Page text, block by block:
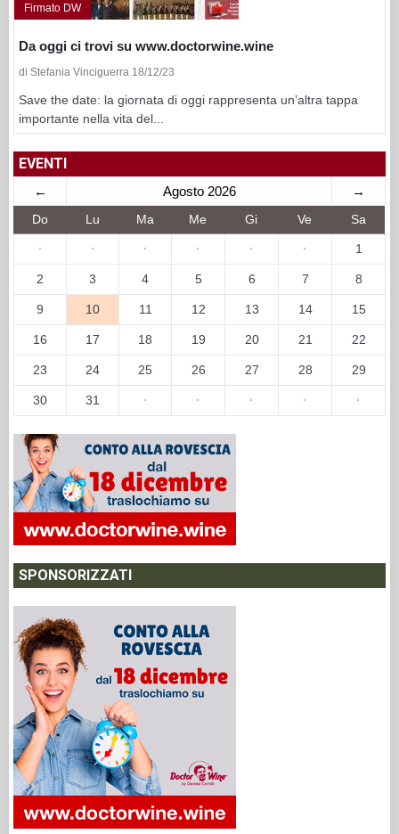
Firmato DW
Da oggi ci trovi su www.doctorwine.wine
di Stefania Vinciguerra 18/12/23
Save the date: la giornata di oggi rappresenta un’altra tappa
importante nella vita del...
EVENTI
← Agosto 2026 →
Do Lu Ma Me Gi Ve Sa
· · · · · · 1
2 3 4 5 6 7 8
9 10 11 12 13 14 15
16 17 18 19 20 21 22
23 24 25 26 27 28 29
30 31 · · · · ·
SPONSORIZZATI